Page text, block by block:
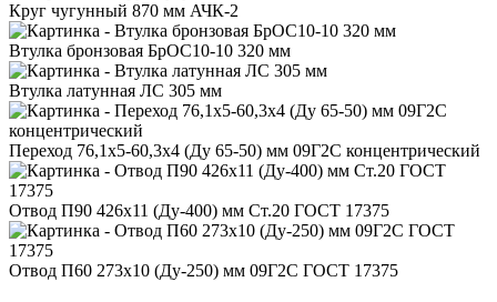
Круг чугунный 870 мм АЧК-2
Втулка бронзовая БрОС10-10 320 мм
Втулка латунная ЛС 305 мм
Переход 76,1x5-60,3x4 (Ду 65-50) мм 09Г2С концентрический
Отвод П90 426x11 (Ду-400) мм Ст.20 ГОСТ 17375
Отвод П60 273x10 (Ду-250) мм 09Г2С ГОСТ 17375